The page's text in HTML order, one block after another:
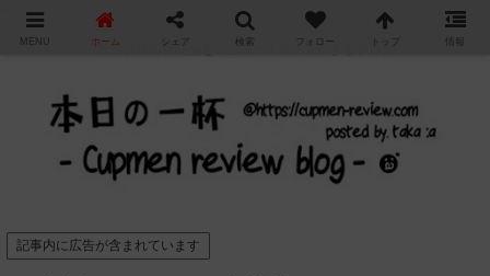
カップ麺の新商品をレビュー / アレンジするブログ
記事内に広告が含まれています
MENU ホーム シェア 検索 フォロー トップ 情報